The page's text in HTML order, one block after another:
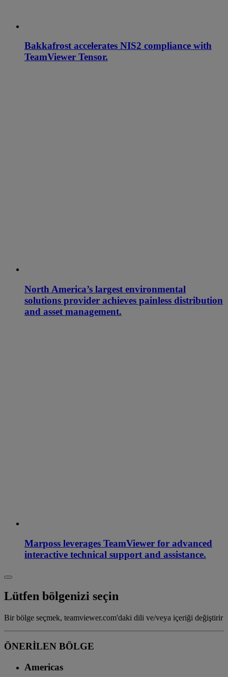
Bakkafrost accelerates NIS2 compliance with
TeamViewer Tensor.
North America’s largest environmental
solutions provider achieves painless distribution
and asset management.
Marposs leverages TeamViewer for advanced
interactive technical support and assistance.
Lütfen bölgenizi seçin
Bir bölge seçmek, teamviewer.com'daki dili ve/veya içeriği değiştirir
ÖNERİLEN BÖLGE
Americas